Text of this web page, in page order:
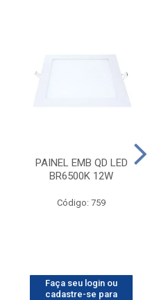
PAINEL EMB QD LED
BR6500K 12W
Código: 759
Faça seu login ou
cadastre-se para